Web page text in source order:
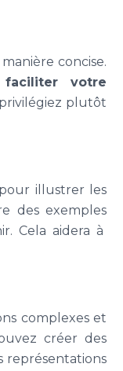
concise.
faciliter votre
plutôt
illustrer les
des exemples
Cela aidera à
complexes et
créer des
représentations